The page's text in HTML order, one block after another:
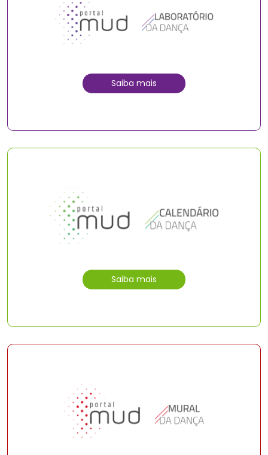
Saiba mais
Saiba mais